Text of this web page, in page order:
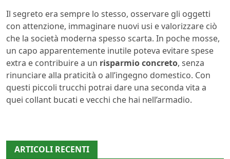
Il segreto era sempre lo stesso, osservare gli oggetti
con attenzione, immaginare nuovi usi e valorizzare ciò
che la società moderna spesso scarta. In poche mosse,
un capo apparentemente inutile poteva evitare spese
extra e contribuire a un risparmio concreto, senza
rinunciare alla praticità o all’ingegno domestico. Con
questi piccoli trucchi potrai dare una seconda vita a
quei collant bucati e vecchi che hai nell’armadio.
ARTICOLI RECENTI